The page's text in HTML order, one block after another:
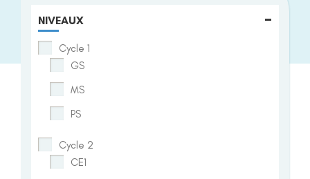
NIVEAUX -
Cycle 1
GS
MS
PS
Cycle 2
CE1